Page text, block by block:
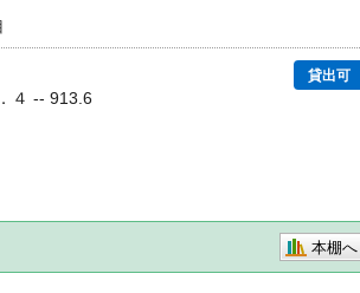
貸出可
４ -- 913.6
本棚へ